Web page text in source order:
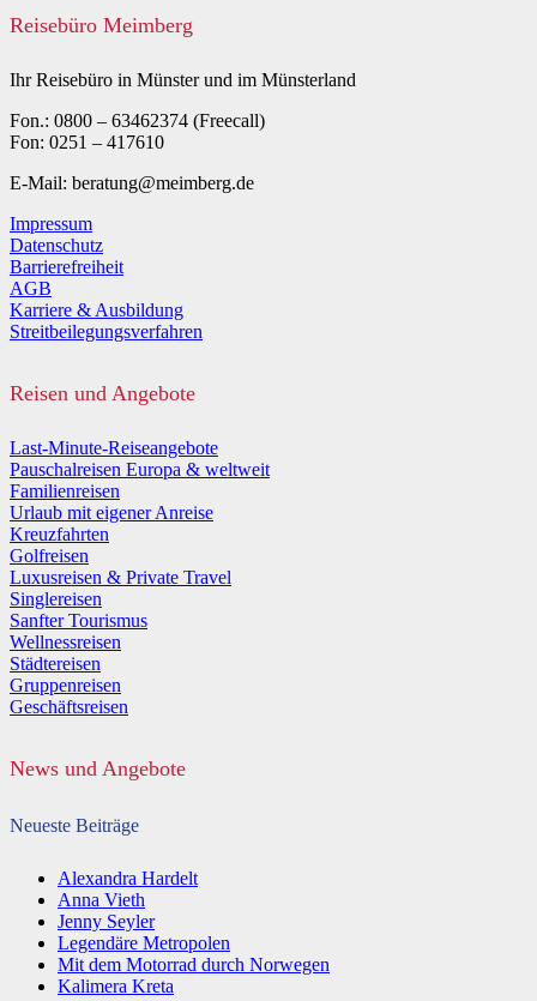
Reisebüro Meimberg
Ihr Reisebüro in Münster und im Münsterland
Fon.: 0800 – 63462374 (Freecall)
Fon: 0251 – 417610
E-Mail: beratung@meimberg.de
Impressum
Datenschutz
Barrierefreiheit
AGB
Karriere & Ausbildung
Streitbeilegungsverfahren
Reisen und Angebote
Last-Minute-Reiseangebote
Pauschalreisen Europa & weltweit
Familienreisen
Urlaub mit eigener Anreise
Kreuzfahrten
Golfreisen
Luxusreisen & Private Travel
Singlereisen
Sanfter Tourismus
Wellnessreisen
Städtereisen
Gruppenreisen
Geschäftsreisen
News und Angebote
Neueste Beiträge
Alexandra Hardelt
Anna Vieth
Jenny Seyler
Legendäre Metropolen
Mit dem Motorrad durch Norwegen
Kalimera Kreta